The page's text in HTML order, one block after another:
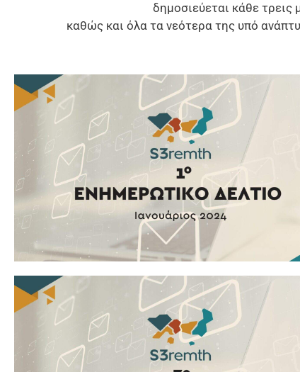
δημοσιεύεται κάθε τρεις
καθώς και όλα τα νεότερα της υπό